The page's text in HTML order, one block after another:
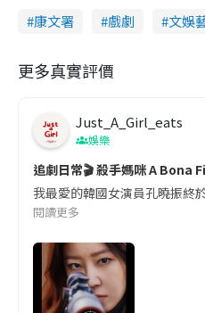
康文署 戲劇 文娛
更多真實評價
Just_A_Girl_eats
娛樂
追劇日常🎬 殺手媽咪 A Bona
我最愛的韓國女演員孔曉振終
閱讀更多